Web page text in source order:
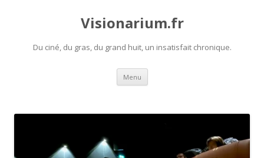
Visionarium.fr
Du ciné, du gras, du grand huit, un insatisfait chronique.
Menu Aller
contenu